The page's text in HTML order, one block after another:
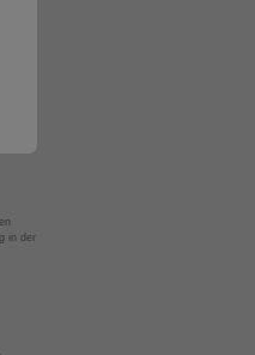
in der